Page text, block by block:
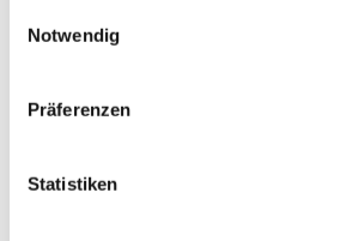
Notwendig
Präferenzen
Statistiken
Metabolic Balance